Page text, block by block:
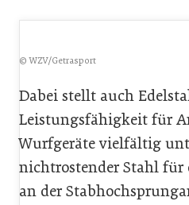
© WZV/Getrasport
Dabei stellt auch
Leistungsfähigkeit für
Wurfgeräte vielfältig
nichtrostender Stahl für
an der